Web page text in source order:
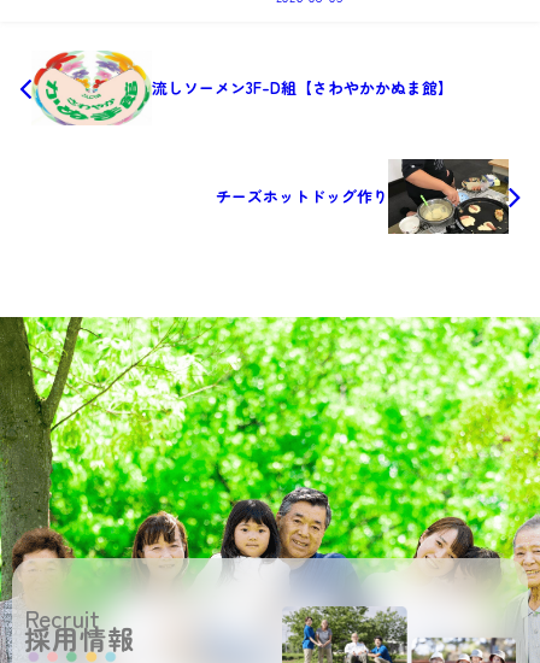
流しソーメン3F-D組【さわやかかぬま館】
チーズホットドッグ作り
Recruit
採用情報